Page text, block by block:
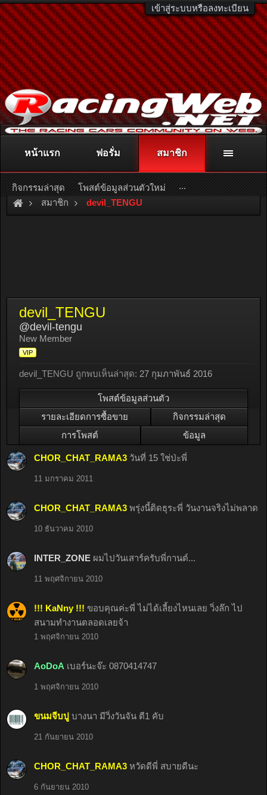
เข้าสู่ระบบหรือลงทะเบียน
ติดต่อลงโฆษณา racingweb@gmail.comหรือโทร. 081-811-1138
หรืออ่านรายละเอียดเพิ่มเติม คลิกที่นี่
สมาชิก devil_TENGU
devil_TENGU
@devil-tengu
New Member
VIP
devil_TENGU ถูกพบเห็นล่าสุด: 27 กุมภาพันธ์ 2016
โพสต์ข้อมูลส่วนตัว
รายละเอียดการซื้อขาย
กิจกรรมล่าสุด
การโพสต์
ข้อมูล
CHOR_CHAT_RAMA3 วันที่ 15 ใช่ป่ะพี่
11 มกราคม 2011
CHOR_CHAT_RAMA3 พรุ่งนี้ติดธุระพี่ วันงานจริงไม่พลาด
10 ธันวาคม 2010
INTER_ZONE ผมไปวันเสาร์ครับพี่กานต์...
11 พฤศจิกายน 2010
!!! KaNny !!! ขอบคุณค่ะพี่ ไม่ได้เลี้ยงไหนเลย วิ่งล๊ก ไป
สนามทำงานตลอดเลยจ้า
1 พฤศจิกายน 2010
AoDoA เบอร์นะจ๊ะ 0870414747
1 พฤศจิกายน 2010
ขนมจีบปู บางนา มีวิ่งวันจัน ตี1 คับ
21 กันยายน 2010
CHOR_CHAT_RAMA3 หวัดดีพี่ สบายดีนะ
6 กันยายน 2010
หน้าแรก ฟอรั่ม สมาชิก
กิจกรรมล่าสุด โพสต์ข้อมูลส่วนตัวใหม่ ...